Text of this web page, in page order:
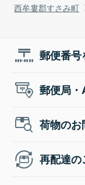
西牟婁郡すさみ町
郵便番号
郵便局
荷物の
再配達の